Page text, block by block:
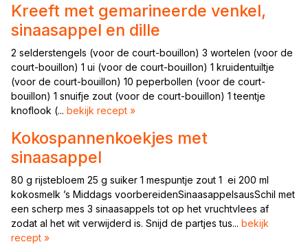
Kreeft met gemarineerde venkel,
sinaasappel en dille
2 selderstengels (voor de court-bouillon) 3 wortelen (voor de
court-bouillon) 1 ui (voor de court-bouillon) 1 kruidentuiltje
(voor de court-bouillon) 10 peperbollen (voor de court-
bouillon) 1 snuifje zout (voor de court-bouillon) 1 teentje
knoflook (... bekijk recept »
Kokospannenkoekjes met
sinaasappel
80 g rijstebloem 25 g suiker 1 mespuntje zout 1 ei 200 ml
kokosmelk ’s Middags voorbereidenSinaasappelsausSchil met
een scherp mes 3 sinaasappels tot op het vruchtvlees af
zodat al het wit verwijderd is. Snijd de partjes tus... bekijk
recept »